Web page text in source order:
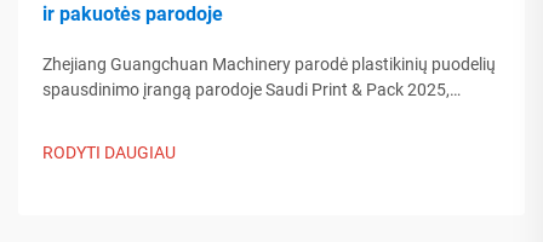
ir pakuotės parodoje
Zhejiang Guangchuan Machinery parodė plastikinių puodelių
spausdinimo įrangą parodoje Saudi Print & Pack 2025,
RODYTI DAUGIAU